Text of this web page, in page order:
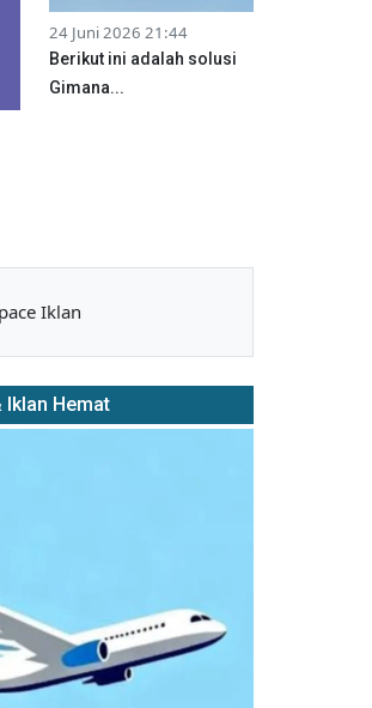
24 Juni 2026 21:44
Berikut ini adalah solusi
Gimana...
Iklan
Iklan Hemat